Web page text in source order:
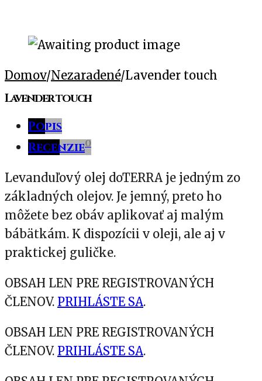
Domov/Nezaradené/Lavender touch
Lavender touch
Popis
Recenzie0
Levanduľový olej doTERRA je jedným zo
základných olejov. Je jemný, preto ho
môžete bez obáv aplikovať aj malým
bábätkám. K dispozícii v oleji, ale aj v
praktickej guličke.
OBSAH LEN PRE REGISTROVANÝCH
ČLENOV. PRIHLÁSTE SA.
OBSAH LEN PRE REGISTROVANÝCH
ČLENOV. PRIHLÁSTE SA.